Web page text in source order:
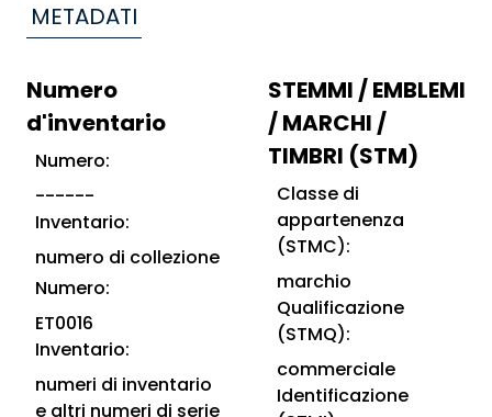
METADATI
Numero
d'inventario
Numero:
------
Inventario:
numero di collezione
Numero:
ET0016
Inventario:
numeri di inventario
e altri numeri di serie
STEMMI / EMBLEMI
/ MARCHI /
TIMBRI (STM)
Classe di
appartenenza
(STMC):
marchio
Qualificazione
(STMQ):
commerciale
Identificazione